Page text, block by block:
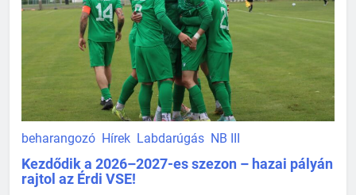
beharangozó Hírek Labdarúgás NB III
Kezdődik a 2026–2027-es szezon – hazai pályán
rajtol az Érdi VSE!